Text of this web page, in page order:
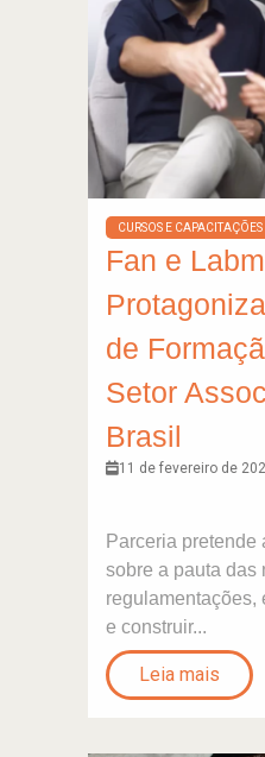
CURSOS E CAPACITAÇÕES
Fan e
de
Setor
Brasil
11 de fevereiro de
Parceria pretende
sobre a pauta das
regulamentações,
e construir...
Leia mais